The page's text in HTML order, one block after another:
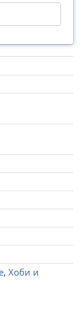
, Хоби и